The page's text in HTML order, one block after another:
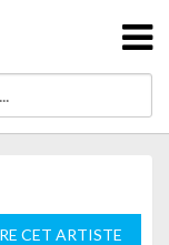
CET ARTISTE